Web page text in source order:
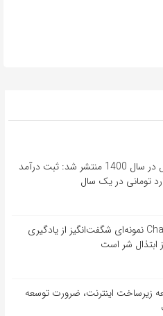
گزارش عملکرد ایرانسل در سال 1400 منتشر شد: ثبت درآمد
نوآم چامسکی: ChatGPT نمونه‌ای شگفت‌انگیز از یادگیری
ابتذال شر است
زیرساخت اینترنت، ضرورت توسعه